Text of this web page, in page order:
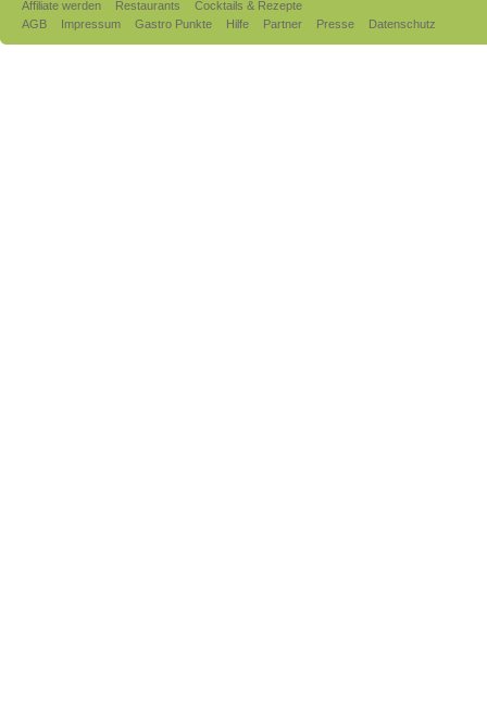
Affiliate werden Restaurants
Cocktails & Rezepte
AGB
Impressum Gastro Punkte Hilfe Partner Presse Datenschutz